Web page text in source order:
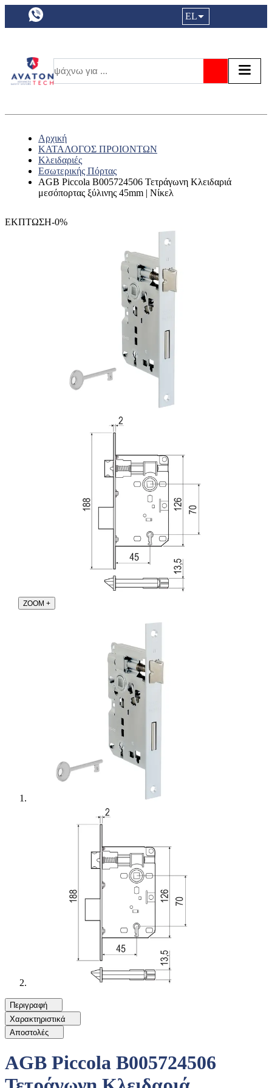
a11y.languageSelection:
EL
Αρχική
ΚΑΤΑΛΟΓΟΣ ΠΡΟΙΟΝΤΩΝ
Κλειδαριές
Εσωτερικής Πόρτας
AGB Piccola B005724506 Τετράγωνη Κλειδαριά
μεσόπορτας ξύλινης 45mm | Νίκελ
ΕΚΠΤΩΣΗ-0%
ZOOM +
Περιγραφή
Χαρακτηριστικά
Αποστολές
AGB Piccola B005724506